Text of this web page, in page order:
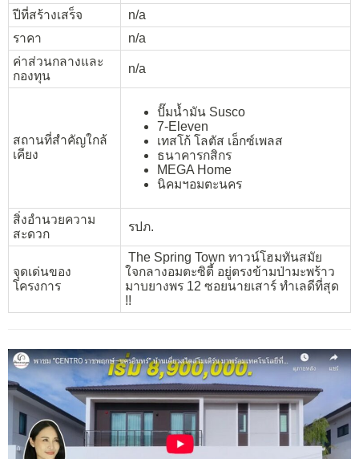
ปีที่สร้างเสร็จ
n/a
ราคา
n/a
ค่าส่วนกลางและ
กองทุน
n/a
สถานที่สำคัญใกล้
เคียง
ปั๊มน้ำมัน Susco
7-Eleven
เทสโก้ โลตัส เอ็กซ์เพลส
ธนาคารกสิกร
MEGA Home
นิคมฯอมตะนคร
สิ่งอำนวยความ
สะดวก
รปภ.
จุดเด่นของ
โครงการ
The Spring Town ทาวน์โฮมทันสมัย
ใจกลางอมตะซิตี้ อยู่ตรงข้ามป่ามะพร้าว
มาบยางพร 12 ซอยนายเสาร์ ทำเลดีที่สุด
!!